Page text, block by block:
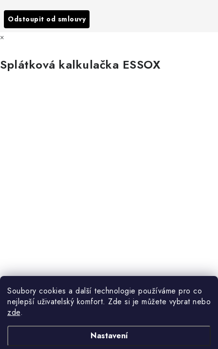
Soubory cookies a další technologie používáme pro co
nejlepší uživatelský komfort. Zde si je můžete vybrat nebo
zde.
Nastavení
Reklamace
Nákup na splátky ESSOX
Podzimní očista a úklid zahradního nábytku
Odstoupit od smlouvy
×
Splátková kalkulačka ESSOX